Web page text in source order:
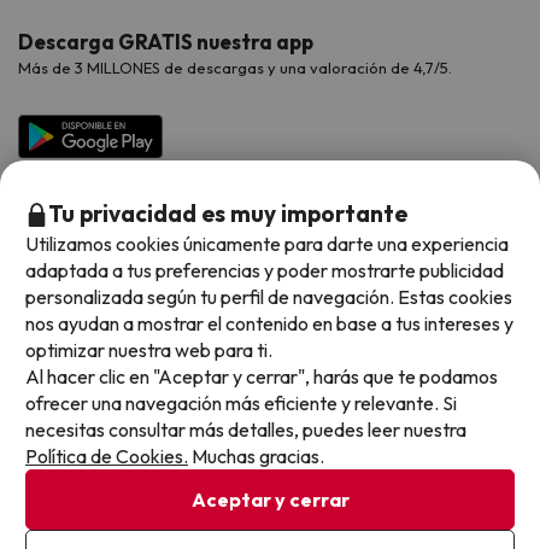
Viajes para grupos
Hoteles Galicia
Hoteles Salou
Chollos con Todo Incluido
Chollos en la playa
Hoteles con toboganes
Selección de la Newsletter
Los favoritos de nuestros clientes
Vacaciones en Agosto
Vacaciones en Octubre
Vacaciones en Noviembre
Contáctanos
Preguntas frecuentes
Descarga GRATIS nuestra app
Más de 3 MILLONES de descargas y una valoración de 4,7/5.
Métodos de pago disponibles
Condiciones generales
Política de cookies
Tu privacidad es muy importante
Utilizamos cookies únicamente para darte una experiencia
adaptada a tus preferencias y poder mostrarte publicidad
personalizada según tu perfil de navegación. Estas cookies
nos ayudan a mostrar el contenido en base a tus intereses y
optimizar nuestra web para ti.
Al hacer clic en "Aceptar y cerrar", harás que te podamos
ofrecer una navegación más eficiente y relevante. Si
necesitas consultar más detalles, puedes leer nuestra
Política de Cookies. Muchas gracias.
Aceptar y cerrar